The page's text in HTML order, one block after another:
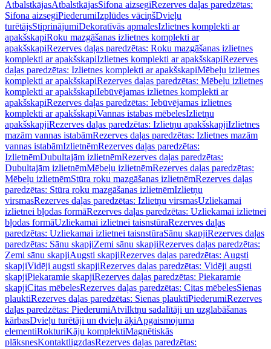
AtbalstkājasAtbalstkājasSifona aizsegiRezerves daļas paredzētas:
Sifona aizsegiPiederumiIzplūdes vāciņšDvieļu
turētājsStiprinājumiDekoratīvās apmalesIzlietnes komplekti ar
apakšskapiRoku mazgāšanas izlietnes komplekti ar
apakšskapiRezerves daļas paredzētas: Roku mazgāšanas izlietnes
komplekti ar apakšskapiIzlietnes komplekti ar apakšskapiRezerves
daļas paredzētas: Izlietnes komplekti ar apakšskapiMēbeļu izlietnes
komplekti ar apakšskapiRezerves daļas paredzētas: Mēbeļu izlietnes
komplekti ar apakšskapiIebūvējamas izlietnes komplekti ar
apakšskapiRezerves daļas paredzētas: Iebūvējamas izlietnes
komplekti ar apakšskapiVannas istabas mēbelesIzlietņu
apakšskapjiRezerves daļas paredzētas: Izlietņu apakšskapjiIzlietnes
mazām vannas istabāmRezerves daļas paredzētas: Izlietnes mazām
vannas istabāmIzlietnēmRezerves daļas paredzētas:
IzlietnēmDubultajām izlietnēmRezerves daļas paredzētas:
Dubultajām izlietnēmMēbeļu izlietnēmRezerves daļas paredzētas:
Mēbeļu izlietnēmStūra roku mazgāšanas izlietnēmRezerves daļas
paredzētas: Stūra roku mazgāšanas izlietnēmIzlietņu
virsmasRezerves daļas paredzētas: Izlietņu virsmasUzliekamai
izlietnei bļodas formāRezerves daļas paredzētas: Uzliekamai izlietnei
bļodas formāUzliekamai izlietnei taisnstūraRezerves daļas
paredzētas: Uzliekamai izlietnei taisnstūraSānu skapjiRezerves daļas
paredzētas: Sānu skapjiZemi sānu skapjiRezerves daļas paredzētas:
Zemi sānu skapjiAugsti skapjiRezerves daļas paredzētas: Augsti
skapjiVidēji augsti skapjiRezerves daļas paredzētas: Vidēji augsti
skapjiPiekaramie skapjiRezerves daļas paredzētas: Piekaramie
skapjiCitas mēbelesRezerves daļas paredzētas: Citas mēbelesSienas
plauktiRezerves daļas paredzētas: Sienas plauktiPiederumiRezerves
daļas paredzētas: PiederumiAtvilktņu sadalītāji un uzglabāšanas
kārbasDvieļu turētāji un dvieļu āķiApgaismojuma
elementiRokturiKāju komplektiMagnētiskās
plāksnesKontaktligzdasRezerves daļas paredzētas: